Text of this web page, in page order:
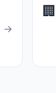
→
🏢